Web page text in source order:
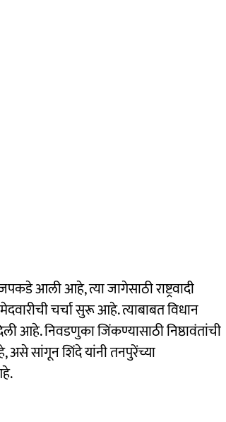
आली आहे, त्या जागेसाठी राष्ट्रवादी
चर्चा सुरू आहे. त्याबाबत विधान
आहे. निवडणुका जिंकण्यासाठी निष्ठावंतांची
सांगून शिंदे यांनी तनपुरेंच्या